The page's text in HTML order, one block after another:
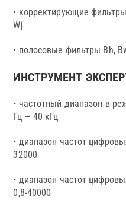
• корректирующие фильтры
Wj
• полосовые фильтры Bh,
ИНСТРУМЕНТ
• частотный диапазон в
Гц — 40 кГц
• диапазон частот
32000
• диапазон частот
0,8-40000